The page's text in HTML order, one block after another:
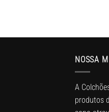
NOSSA
A
produtos